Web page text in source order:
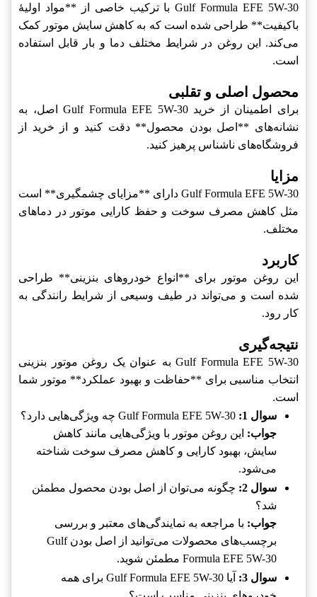
Gulf Formula EFE 5W-30 با ترکیب خاصی از **مواد اولیۀ
باکیفیت** طراحی شده است که به کاهش سایش موتور کمک
می‌کند. این روغن در شرایط مختلف دما و بار قابل استفاده
است.
محصول اصلی و تقلبی
برای اطمینان از خرید Gulf Formula EFE 5W-30 اصل، به
نشانه‌های **اصل بودن محصول** دقت کنید و از خرید از
فروشگاه‌های ناشناس پرهیز کنید.
مزایا
Gulf Formula EFE 5W-30 دارای **مزایای چشمگیری** است
مثل کاهش مصرف سوخت و حفظ کارایی موتور در دماهای
مختلف.
کاربرد
این روغن موتور برای **انواع خودروهای بنزینی** طراحی
شده است و می‌تواند در طیف وسیعی از شرایط رانندگی به
کار رود.
نتیجه‌گیری
Gulf Formula EFE 5W-30 به عنوان یک روغن موتور بنزینی
انتخاب مناسبی برای **حفاظت و بهبود عملکرد** موتور شما
است.
سوال 1:
جواب: این روغن موتور با ویژگی‌هایی مانند کاهش
سایش، بهبود کارایی و کاهش مصرف سوخت شناخته
می‌شود.
سوال 2:
چگونه می‌توان از اصل بودن محصول مطمئن
شد؟
جواب: با مراجعه به نمایندگی‌های معتبر و بررسی
برچسب‌های محصولات می‌توانید از اصل بودن Gulf
Formula EFE 5W-30 مطمئن شوید.
سوال 3:
آیا Gulf Formula EFE 5W-30 برای همه